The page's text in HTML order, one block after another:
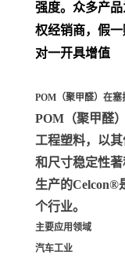
强度。众多产
权经销商，假
对一开具增值
POM（聚甲醛）在塞
POM（聚甲醛）
工程塑料，以
和尺寸稳定性著
生产的Celcon®
个行业。
主要应用领域
汽车工业